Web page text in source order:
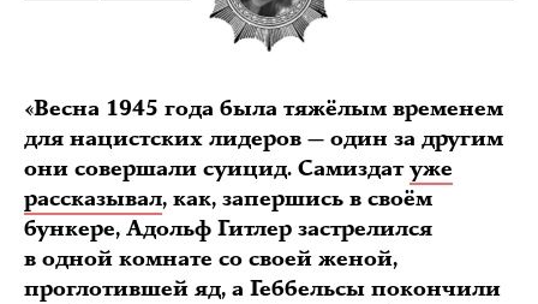
«Весна 1945 года была тяжёлым временем
для нацистских лидеров — один за другим
они совершали суицид. Самиздатуже
рассказывал, как, запершись в своём
бункере, Адольф Гитлер застрелился
в одной комнате со своей женой,
проглотившей яд, а Геббельсы покончили